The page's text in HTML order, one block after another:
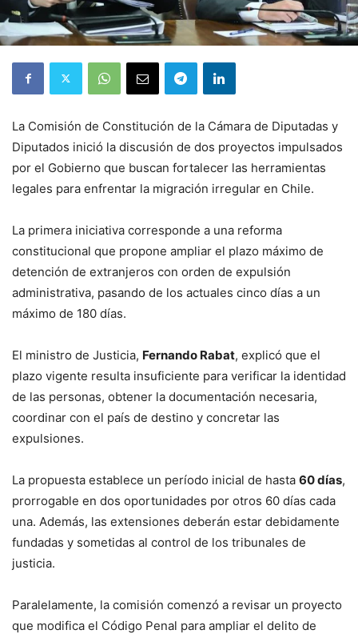
La Comisión de Constitución de la Cámara de Diputadas y
Diputados inició la discusión de dos proyectos impulsados
por el Gobierno que buscan fortalecer las herramientas
legales para enfrentar la migración irregular en Chile.
La primera iniciativa corresponde a una reforma
constitucional que propone ampliar el plazo máximo de
detención de extranjeros con orden de expulsión
administrativa, pasando de los actuales cinco días a un
máximo de 180 días.
El ministro de Justicia, Fernando Rabat, explicó que el
plazo vigente resulta insuficiente para verificar la identidad
de las personas, obtener la documentación necesaria,
coordinar con el país de destino y concretar las
expulsiones.
La propuesta establece un período inicial de hasta 60 días,
prorrogable en dos oportunidades por otros 60 días cada
una. Además, las extensiones deberán estar debidamente
fundadas y sometidas al control de los tribunales de
justicia.
Paralelamente, la comisión comenzó a revisar un proyecto
que modifica el Código Penal para ampliar el delito de